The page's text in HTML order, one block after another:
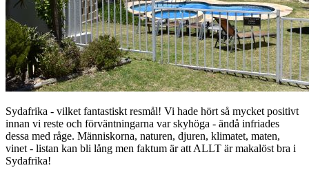
Sydafrika - vilket fantastiskt resmål! Vi hade hört så mycket positivt
innan vi reste och förväntningarna var skyhöga - ändå infriades
dessa med råge. Människorna, naturen, djuren, klimatet, maten,
vinet - listan kan bli lång men faktum är att ALLT är makalöst bra i
Sydafrika!